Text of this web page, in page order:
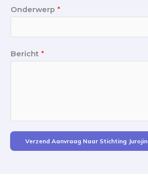
Onderwerp *
Bericht *
Verzend Aanvraag Naar Stichting Jurojin